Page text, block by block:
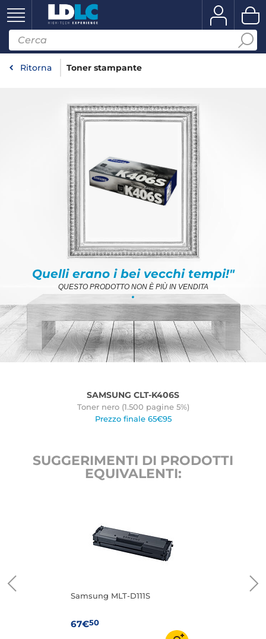
Ritorna Toner stampante
Quelli erano i bei vecchi tempi!"
QUESTO PRODOTTO NON È PIÙ IN VENDITA
.
SAMSUNG CLT-K406S
Toner nero (1.500 pagine 5%)
Prezzo finale 65€95
SUGGERIMENTI DI PRODOTTI
EQUIVALENTI:
Samsung MLT-D111S
67€50